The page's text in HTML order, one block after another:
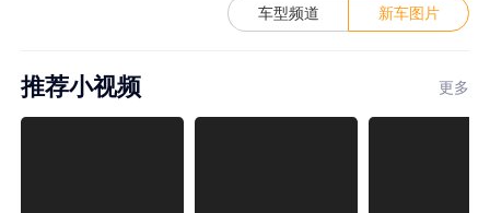
车型频道 新车图片
推荐小视频 更多